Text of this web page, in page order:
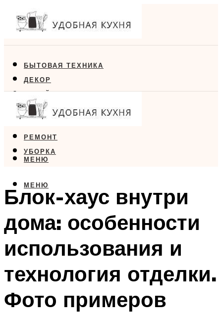
БЫТОВАЯ ТЕХНИКА
ДЕКОР
ДИЗАЙН
ЕДА
РЕМОНТ
УБОРКА
МЕНЮ
МЕНЮ
Блок-хаус внутри
дома: особенности
использования и
технология отделки.
Фото примеров